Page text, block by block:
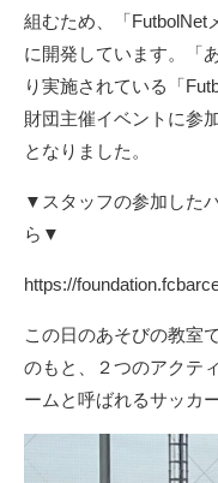
組むため、「FutbolNet
に開発しています。「
り実施されている「
財団主催イベントに参
となりました。
▼スタッフの参加した
ら▼
https://
この日のあそびの教室
のもと、２つのアクテ
ームと呼ばれるサッカ